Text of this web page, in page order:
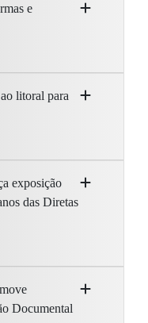
e
litoral para
exposição
das Diretas
Documental